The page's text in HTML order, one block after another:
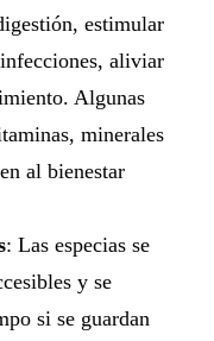
estimular
aliviar
Algunas
minerales
al bienestar
: Las especias se
y se
si se guardan